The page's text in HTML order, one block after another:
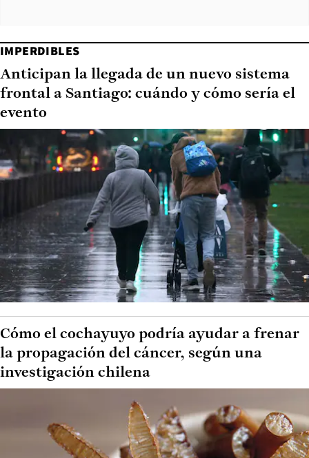
IMPERDIBLES
Anticipan la llegada de un nuevo sistema
frontal a Santiago: cuándo y cómo sería el
evento
Cómo el cochayuyo podría ayudar a frenar
la propagación del cáncer, según una
investigación chilena